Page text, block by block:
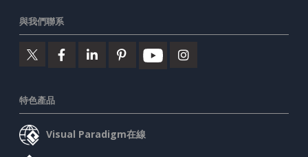
與我們聯系
特色產品
Visual Paradigm在線